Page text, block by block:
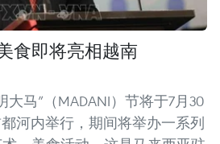
食即将亮相越南
大马”（MADANI）节将于7月30
河内举行，期间将举办一系列